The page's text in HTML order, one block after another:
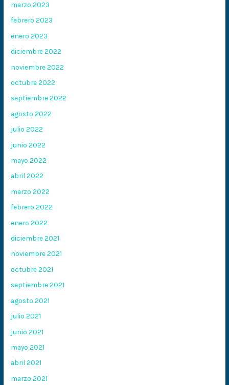
marzo 2023
febrero 2023
enero 2023
diciembre 2022
noviembre 2022
octubre 2022
septiembre 2022
agosto 2022
julio 2022
junio 2022
mayo 2022
abril 2022
marzo 2022
febrero 2022
enero 2022
diciembre 2021
noviembre 2021
octubre 2021
septiembre 2021
agosto 2021
julio 2021
junio 2021
mayo 2021
abril 2021
marzo 2021